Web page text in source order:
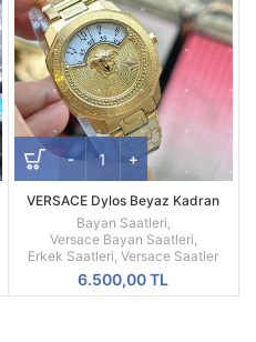
VERSACE Dylos Beyaz Kadran
Sarı Kasa
Bayan Saatleri,
Versace Bayan Saatleri,
Erkek Saatleri,Versace Saatler
6.500,00TL